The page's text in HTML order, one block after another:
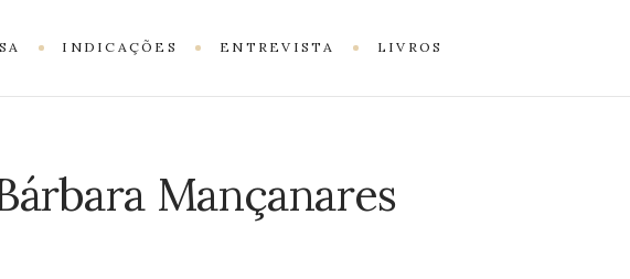
INDICAÇÕES ENTREVISTA LIVROS
Mançanares